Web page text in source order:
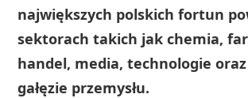
największych polskich fortun
sektorach takich jak chemia,
handel, media, technologie
gałęzie przemysłu.